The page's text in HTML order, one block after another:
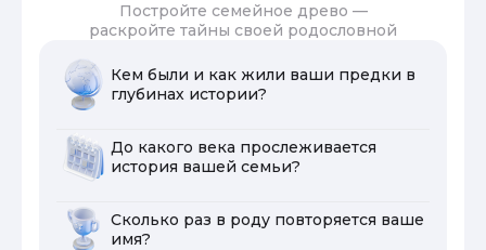
Постройте семейное древо —
раскройте тайны своей родословной
Кем были и как жили ваши предки в
глубинах истории?
До какого века прослеживается
история вашей семьи?
Сколько раз в роду повторяется ваше
имя?